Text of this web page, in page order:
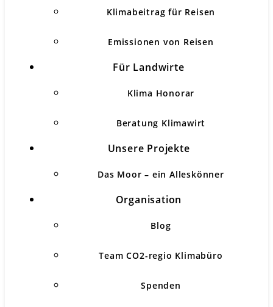
Klimabeitrag für Reisen
Emissionen von Reisen
Für Landwirte
Klima Honorar
Beratung Klimawirt
Unsere Projekte
Das Moor – ein Alleskönner
Organisation
Blog
Team CO2-regio Klimabüro
Spenden